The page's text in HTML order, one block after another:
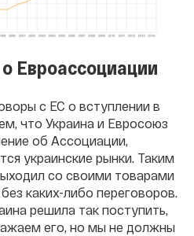
Евроассоциации
с ЕС о вступлении в
что Украина и Евросоюз
об Ассоциации,
украинские рынки. Таким
со своими товарами
каких-либо переговоров.
решила так поступить,
его, но мы не должны